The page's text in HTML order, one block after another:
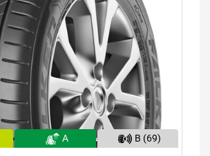
A B (69)